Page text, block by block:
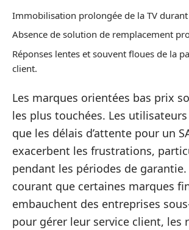
Immobilisation prolongée de la TV
Absence de solution de remplacement
Réponses lentes et souvent floues de la
client.
Les marques orientées bas prix
les plus touchées. Les
que les délais d’attente pour un
exacerbent les frustrations,
pendant les périodes de garantie.
courant que certaines marques
embauchent des entreprises
pour gérer leur service client, les